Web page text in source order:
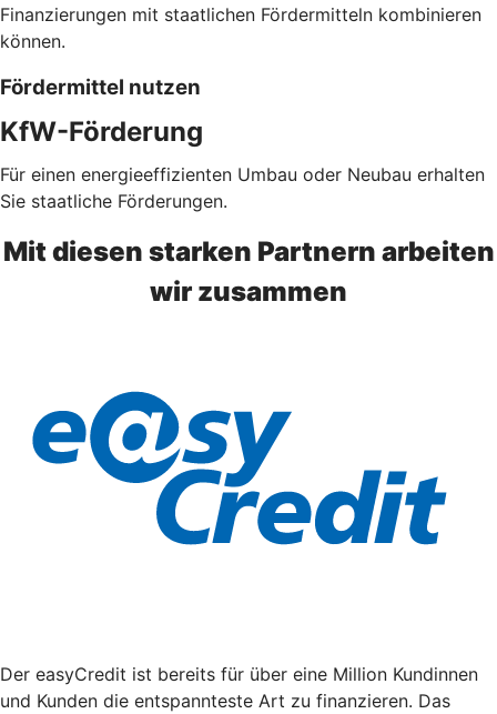
Finanzierungen mit staatlichen Fördermitteln kombinieren
können.
Fördermittel nutzen
KfW-Förderung
Für einen energieeffizienten Umbau oder Neubau erhalten
Sie staatliche Förderungen.
Mit diesen starken Partnern arbeiten
wir zusammen
Der easyCredit ist bereits für über eine Million Kundinnen
und Kunden die entspannteste Art zu finanzieren. Das